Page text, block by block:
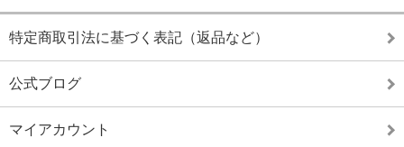
特定商取引法に基づく表記（返品など）
公式ブログ
マイアカウント